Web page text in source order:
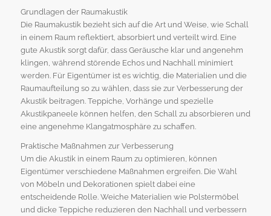
Grundlagen der Raumakustik
Die Raumakustik bezieht sich auf die Art und Weise, wie Schall
in einem Raum reflektiert, absorbiert und verteilt wird. Eine
gute Akustik sorgt dafür, dass Geräusche klar und angenehm
klingen, während störende Echos und Nachhall minimiert
werden. Für Eigentümer ist es wichtig, die Materialien und die
Raumaufteilung so zu wählen, dass sie zur Verbesserung der
Akustik beitragen. Teppiche, Vorhänge und spezielle
Akustikpaneele können helfen, den Schall zu absorbieren und
eine angenehme Klangatmosphäre zu schaffen.
Praktische Maßnahmen zur Verbesserung
Um die Akustik in einem Raum zu optimieren, können
Eigentümer verschiedene Maßnahmen ergreifen. Die Wahl
von Möbeln und Dekorationen spielt dabei eine
entscheidende Rolle. Weiche Materialien wie Polstermöbel
und dicke Teppiche reduzieren den Nachhall und verbessern